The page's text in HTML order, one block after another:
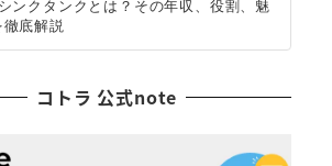
ンクタンクとは？その年収、役割、魅
徹底解説
コトラ 公式note